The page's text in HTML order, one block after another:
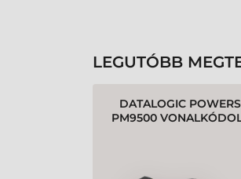
LEGUTÓBB
DATALOGIC
PM9500